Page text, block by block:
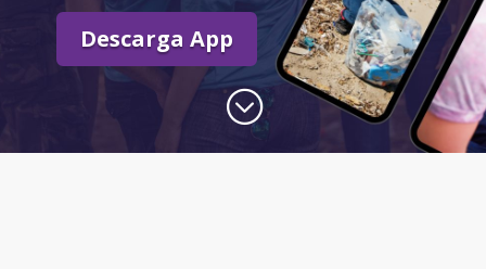
Descarga App
;